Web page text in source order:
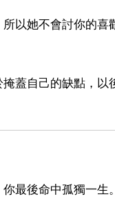
以她不會討你的
蓋自己的缺點，
最後命中孤獨一生。